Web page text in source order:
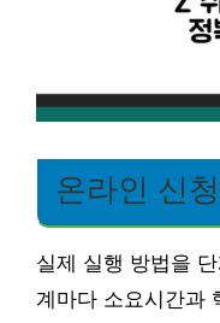
온라인 신
실제 실행 방법을
계마다 소요시간과